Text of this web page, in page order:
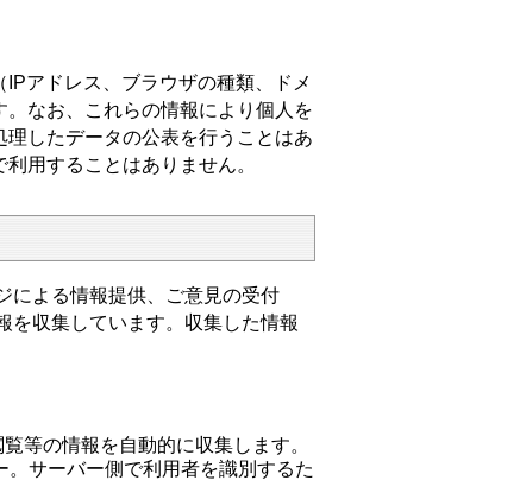
アドレス、ブラウザの種類、ドメ
なお、これらの情報により個人を
したデータの公表を行うことはあ
用することはありません。
による情報提供、ご意見の受付
を収集しています。収集した情報
等の情報を自動的に収集します。
サーバー側で利用者を識別するた